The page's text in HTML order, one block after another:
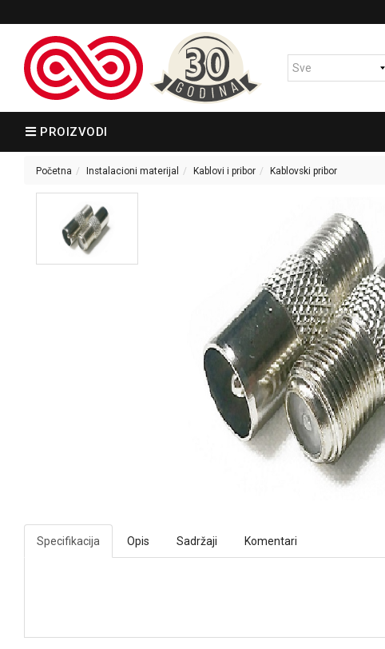
PROIZVODI
Početna Instalacioni materijal Kablovi i pribor Kablovski pribor
Specifikacija Opis Sadržaji Komentari